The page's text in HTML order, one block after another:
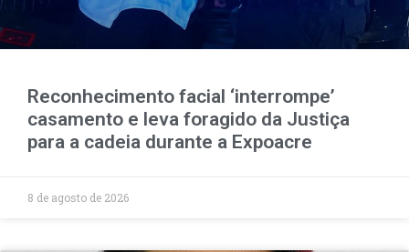
Reconhecimento facial ‘interrompe’
casamento e leva foragido da Justiça
para a cadeia durante a Expoacre
8 de agosto de 2026